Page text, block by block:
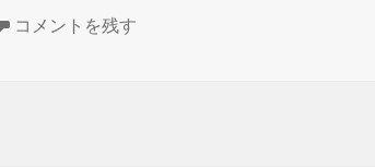
ナチュラル・ボーン・キラーズ ★☆☆☆☆ に
コメントを残す